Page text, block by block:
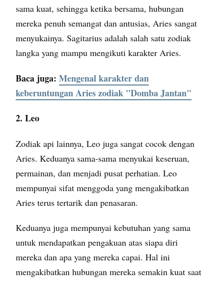
sama kuat, sehingga ketika bersama, hubungan
mereka penuh semangat dan antusias, Aries sangat
menyukainya. Sagitarius adalah salah satu zodiak
langka yang mampu mengikuti karakter Aries.
Baca juga: Mengenal karakter dan
keberuntungan Aries zodiak "Domba Jantan"
2. Leo
Zodiak api lainnya, Leo juga sangat cocok dengan
Aries. Keduanya sama-sama menyukai keseruan,
permainan, dan menjadi pusat perhatian. Leo
mempunyai sifat menggoda yang mengakibatkan
Aries terus tertarik dan penasaran.
Keduanya juga mempunyai kebutuhan yang sama
untuk mendapatkan pengakuan atas siapa diri
mereka dan apa yang mereka capai. Hal ini
mengakibatkan hubungan mereka semakin kuat saat